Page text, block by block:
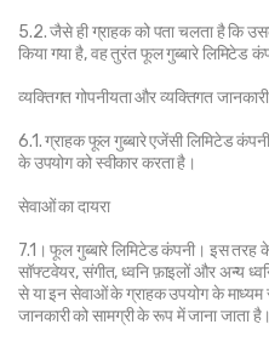
5.2. जैसे ही ग्राहक को पता चलता है कि
किया गया है, वह तुरंत फूल गुब्बारे लिमिटेड
व्यक्तिगत गोपनीयता और व्यक्तिगत जानकारी
6.1. ग्राहक फूल गुब्बारे एजेंसी लिमिटेड
के उपयोग को स्वीकार करता है।
सेवाओं का दायरा
7.1। फूल गुब्बारे लिमिटेड कंपनी। इस तरह
सॉफ्टवेयर, संगीत, ध्वनि फ़ाइलों और अन्य
से या इन सेवाओं के ग्राहक उपयोग के
जानकारी को सामग्री के रूप में जाना जाता है।